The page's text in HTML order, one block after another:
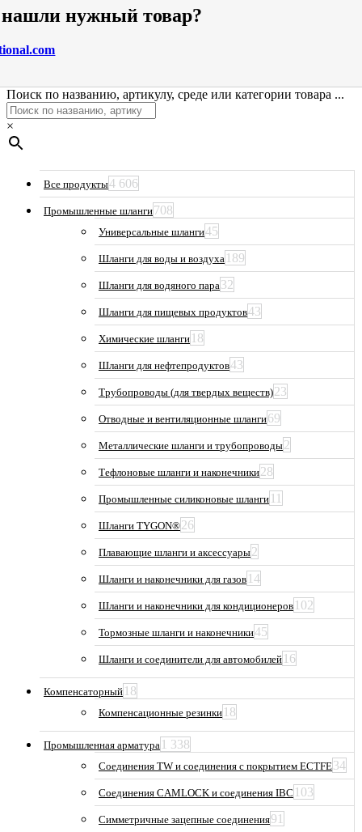
нужный товар?
Поиск по названию, артикулу, среде или категории товара ...
×
Все продукты4 606
Промышленные шланги708
Универсальные шланги45
Шланги для воды и воздуха 189
Шланги для водяного пара32
Шланги для пищевых продуктов43
Химические шланги 18
Шланги для нефтепродуктов43
Трубопроводы (для твердых веществ)23
Отводные и вентиляционные шланги69
Металлические шланги и трубопроводы2
Тефлоновые шланги и наконечники28
Промышленные силиконовые шланги 11
Шланги TYGON®26
Плавающие шланги и аксессуары2
Шланги и наконечники для газов 14
Шланги и наконечники для кондиционеров 102
Тормозные шланги и наконечники45
Шланги и соединители для автомобилей 16
Компенсаторный 18
Компенсационные резинки 18
Промышленная арматура 1 338
Соединения TW и соединения с покрытием ECTFE34
Соединения CAMLOCK и соединения IBC 103
Симметричные зацепные соединения91